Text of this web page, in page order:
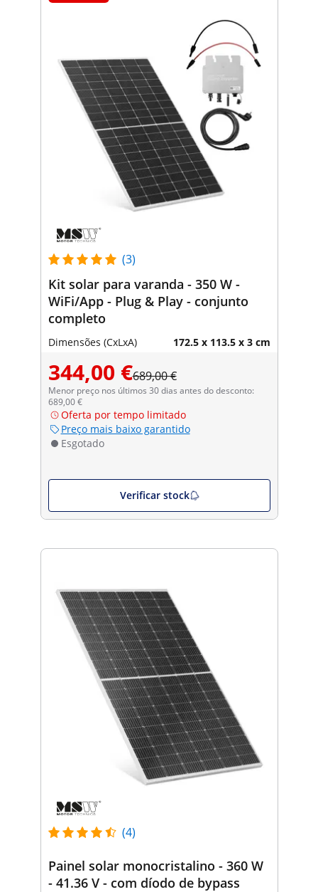
(3)
Kit solar para varanda - 350 W -
WiFi/App - Plug & Play - conjunto
completo
Dimensões (CxLxA) 172.5 x 113.5 x 3 cm
344,00 €689,00 €
Menor preço nos últimos 30 dias antes do desconto:
689,00 €
Oferta por tempo limitado
Preço mais baixo garantido
Esgotado
Verificar stock
(4)
Painel solar monocristalino - 360 W
- 41.36 V - com díodo de bypass